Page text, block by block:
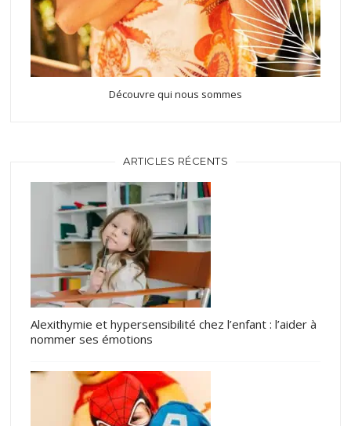
Découvre qui nous sommes
ARTICLES RÉCENTS
Alexithymie et hypersensibilité chez l’enfant : l’aider à
nommer ses émotions